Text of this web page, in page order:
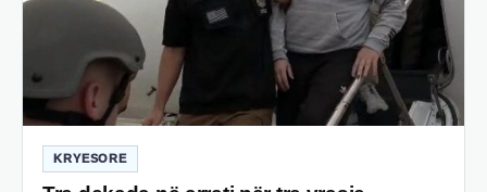
KRYESORE